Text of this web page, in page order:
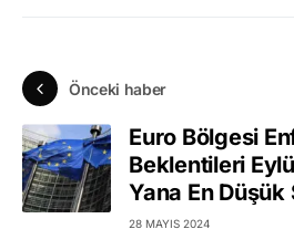
Önceki haber
Euro Bölgesi
Beklentileri
Yana En
28 MAYIS 2024